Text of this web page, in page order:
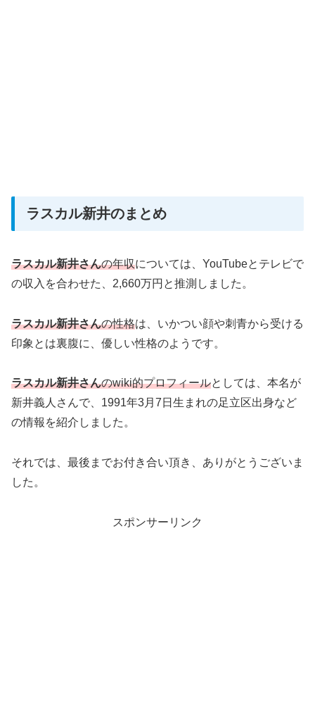
ラスカル新井のまとめ
ラスカル新井さんの年収については、YouTubeとテレビで
の収入を合わせた、2,660万円と推測しました。
ラスカル新井さんの性格は、いかつい顔や刺青から受ける
印象とは裏腹に、優しい性格のようです。
ラスカル新井さんのwiki的プロフィールとしては、本名が
新井義人さんで、1991年3月7日生まれの足立区出身など
の情報を紹介しました。
それでは、最後までお付き合い頂き、ありがとうございま
した。
スポンサーリンク